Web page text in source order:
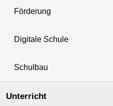
Förderung
Digitale Schule
Schulbau
Unterricht